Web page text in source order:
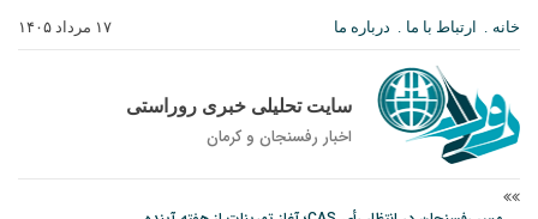
۱۷ مرداد ۱۴۰۵ خانه ارتباط با ما درباره ما
سایت تحلیلی خبری روراستی
اخبار رفسنجان و كرمان